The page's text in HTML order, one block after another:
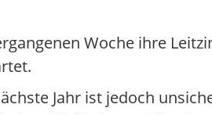
Woche ihre
Jahr ist jedoch